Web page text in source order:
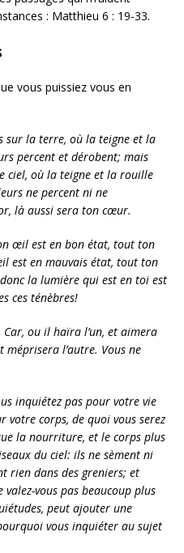
: Matthieu 6 : 19-33.
vous puissiez vous en
sur la terre, où la teigne et la
percent et dérobent; mais
ciel, où la teigne et la rouille
ne percent ni ne
là aussi sera ton cœur.
œil est en bon état, tout ton
est en mauvais état, tout ton
la lumière qui est en toi est
ces ténèbres!
ou il haïra l’un, et aimera
méprisera l’autre. Vous ne
inquiétez pas pour votre vie
votre corps, de quoi vous serez
la nourriture, et le corps plus
du ciel: ils ne sèment ni
rien dans des greniers; et
vous pas beaucoup plus
peut ajouter une
vous inquiéter au sujet